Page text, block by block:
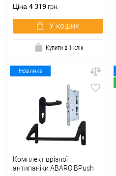
Ціна 4 319 грн.
У кошик
Купити в 1 клік
Новинка
Комплект врізної
антипаніки ABARO BPush